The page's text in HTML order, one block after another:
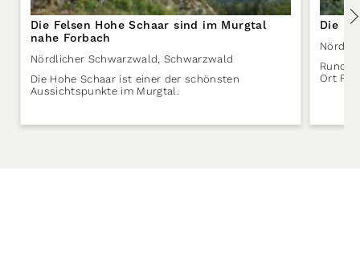
Die Felsen Hohe Schaar sind im Murgtal
nahe Forbach
Nördlicher Schwarzwald, Schwarzwald
Die Hohe Schaar ist einer der schönsten
Aussichtspunkte im Murgtal.
Die
Rund
Ort